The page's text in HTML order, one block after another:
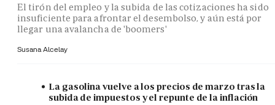
El tirón del empleo y la subida de las cotizaciones ha sido
insuficiente para afrontar el desembolso, y aún está por
llegar una avalancha de 'boomers'
Susana Alcelay
La gasolina vuelve a los precios de marzo tras la
subida de impuestos y el repunte de la inflación